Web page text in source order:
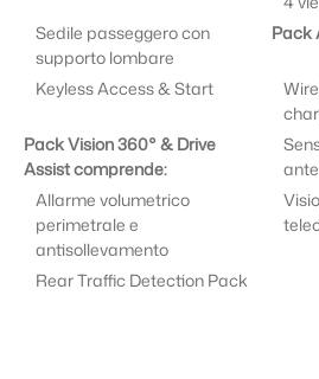
Sedile passeggero con
supporto lombare
Pack
Keyless Access & Start
Pack Vision 360° & Drive
Assist comprende:
Allarme volumetrico
perimetrale e
antisollevamento
Rear Traffic Detection Pack